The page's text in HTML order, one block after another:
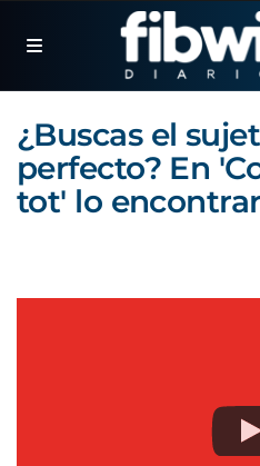
¿Buscas el
perfecto? En
tot' lo